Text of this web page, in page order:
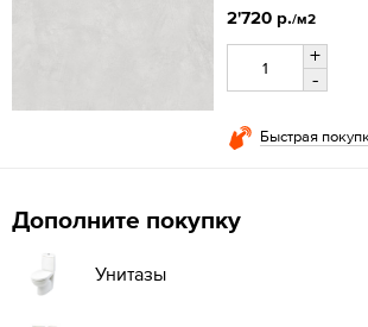
2'720 р./м2
+
-
Быстрая
Дополните покупку
Унитазы